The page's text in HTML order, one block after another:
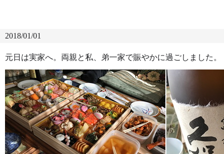
2018/01/01
元日は実家へ。両親と私、弟一家で賑やかに過ごしました。